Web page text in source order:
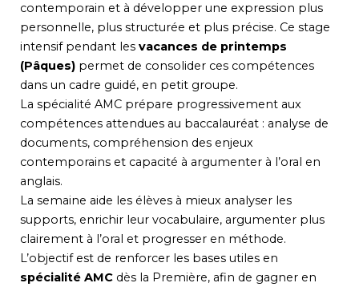
contemporain et à développer une expression plus
personnelle, plus structurée et plus précise. Ce stage
intensif pendant les vacances de printemps
(Pâques) permet de consolider ces compétences
dans un cadre guidé, en petit groupe.
La spécialité AMC prépare progressivement aux
compétences attendues au baccalauréat : analyse de
documents, compréhension des enjeux
contemporains et capacité à argumenter à l’oral en
anglais.
La semaine aide les élèves à mieux analyser les
supports, enrichir leur vocabulaire, argumenter plus
clairement à l’oral et progresser en méthode.
L’objectif est de renforcer les bases utiles en
spécialité AMC dès la Première, afin de gagner en